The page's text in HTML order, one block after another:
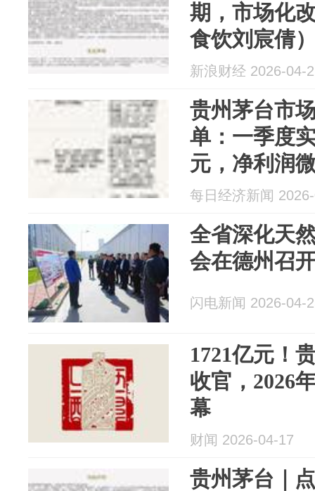
期，市场化
食饮刘宸倩
新浪财经 2026-04-
贵州茅台市
单：一季度
元，净利润
每日经济新闻
全省深化天
会在德州召
闪电新闻 2026-04-
1721亿元！
收官，2026
幕
财闻 2026-04-17
贵州茅台｜